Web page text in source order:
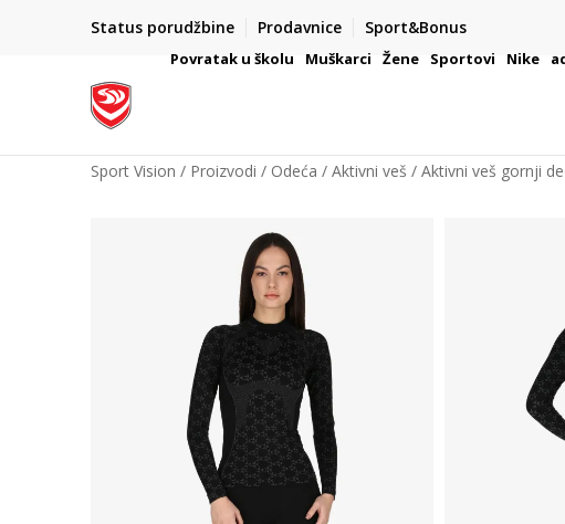
Status porudžbine Prodavnice Sport&Bonus
VAŽNO OBAVEŠTENJE ZA POTROŠAČE
Povratak u školu Muškarci Žene Sportovi Nike
Sport Vision Proizvodi Odeća Aktivni veš Aktivni veš gornji